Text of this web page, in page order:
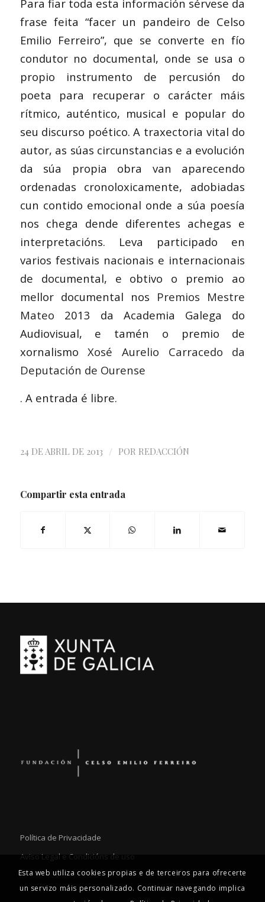
Para fiar toda esta información sérvese da
frase feita “facer un pandeiro de Celso
Emilio Ferreiro”, que se converte en fío
condutor no documental, onde se usa o
propio instrumento de percusión do
poeta para recuperar o carácter máis
rítmico, auténtico, musical e popular do
seu discurso poético. A traxectoria vital do
autor, as súas circunstancias e a evolución
da súa propia obra van aparecendo
ordenadas cronoloxicamente, adobiadas
cun contido emocional onde a súa poesía
nos chega dende diferentes achegas e
interpretacións. Leva participado en
varios festivais nacionais e internacionais
de documental, e obtivo o premio ao
mellor documental nos Premios Mestre
Mateo 2013 da Academia Galega do
Audiovisual, e tamén o premio de
xornalismoXosé Aurelio Carracedo da
Deputación de Ourense
. A entrada é libre.
24 DE ABRIL DE 2013 / POR REDACCIÓN
Compartir esta entrada
Política de Privacidade
Aviso Legal e Condicións de uso
Esta web utiliza cookies propias e de terceiros para ofrecerte
un servizo máis personalizado. Continuar navegando implica